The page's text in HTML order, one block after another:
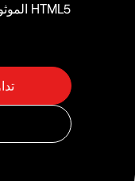
HTML5 الموثوقة والسريعة عبر أكثر من 25 مؤشر